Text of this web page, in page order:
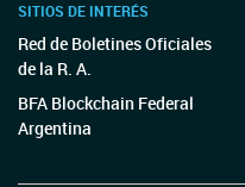
SITIOS DE INTERÉS
Red de Boletines Oficiales
de la R. A.
BFA Blockchain Federal
Argentina